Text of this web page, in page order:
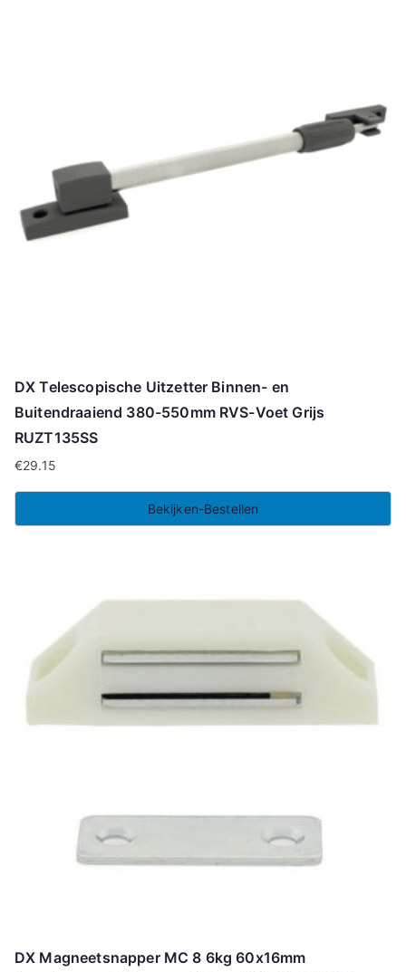
DX Telescopische Uitzetter Binnen- en
Buitendraaiend 380-550mm RVS-Voet Grijs
RUZT135SS
€29.15
Bekijken-Bestellen
DX Magneetsnapper MC 8 6kg 60x16mm